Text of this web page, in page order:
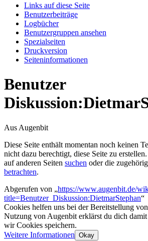
Links auf diese Seite
Benutzerbeiträge
Logbücher
Benutzergruppen ansehen
Spezialseiten
Druckversion
Seiten­­informationen
Benutzer
Diskussion:
Aus Augenbit
Diese Seite enthält momentan noch keinen
nicht dazu berechtigt, diese Seite zu
auf anderen Seiten suchen oder die
betrachten.
Abgerufen von „https://www.augenbit.de/
title=Benutzer_Diskussion:DietmarStephan“
Cookies helfen uns bei der Bereitstellung
Nutzung von Augenbit erklärst du dich damit
wir Cookies speichern.
Weitere Informationen Okay